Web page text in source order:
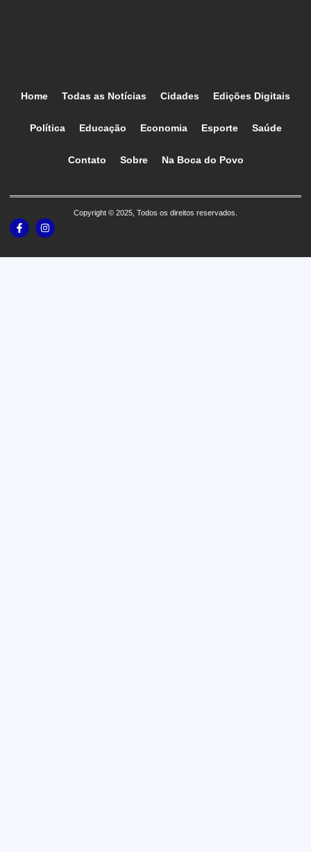
Home Todas as Notícias Cidades Edições Digitais
Política Educação Economia Esporte Saúde
Contato Sobre Na Boca do Povo
Copyright © 2025, Todos os direitos reservados.